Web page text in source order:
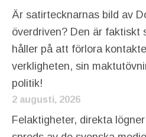
Är satirtecknarnas bild av
överdriven? Den är faktiskt
håller på att förlora
verkligheten, sin
politik!
2 augusti, 2026
Felaktigheter, direkta